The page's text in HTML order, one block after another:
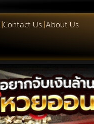
|Contact Us|About Us